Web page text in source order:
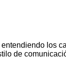
los
de